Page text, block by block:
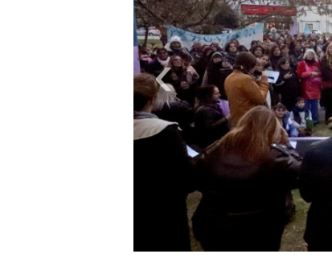
‹